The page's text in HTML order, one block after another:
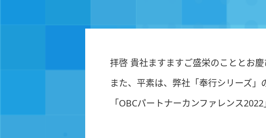
拝啓 貴社ますますご盛栄のこととお慶
また、平素は、弊社「奉行シリーズ」
「OBCパートナーカンファレンス